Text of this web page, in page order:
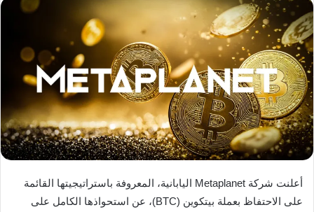
أعلنت شركة Metaplanet اليابانية، المعروفة باستراتيجيتها القائمة
على الاحتفاظ بعملة بيتكوين (BTC)، عن استحواذها الكامل على